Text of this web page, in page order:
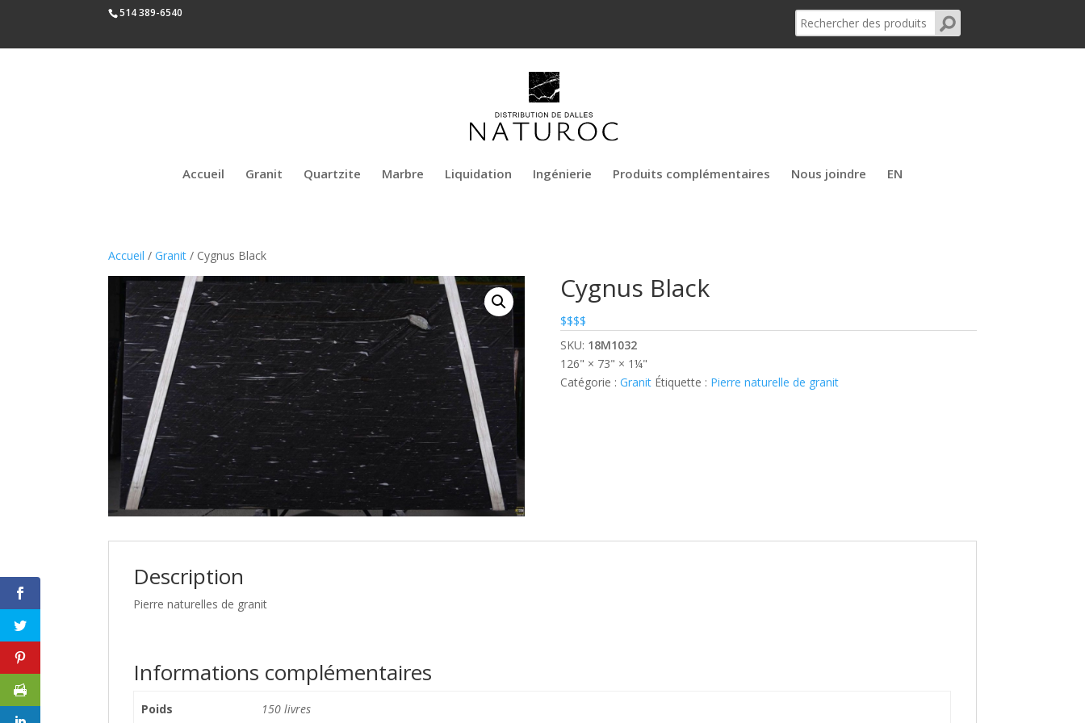
514 389-6540
Accueil Granit Quartzite Marbre Liquidation Ingénierie Produits complémentaires Nous joindre EN
Accueil /Granit / Cygnus Black
Cygnus Black
$$$$
SKU: 18M1032
126" × 73" × 1¼"
Catégorie : Granit Étiquette : Pierre naturelle de granit
Description
Pierre naturelles de granit
Informations complémentaires
Poids 150 livres